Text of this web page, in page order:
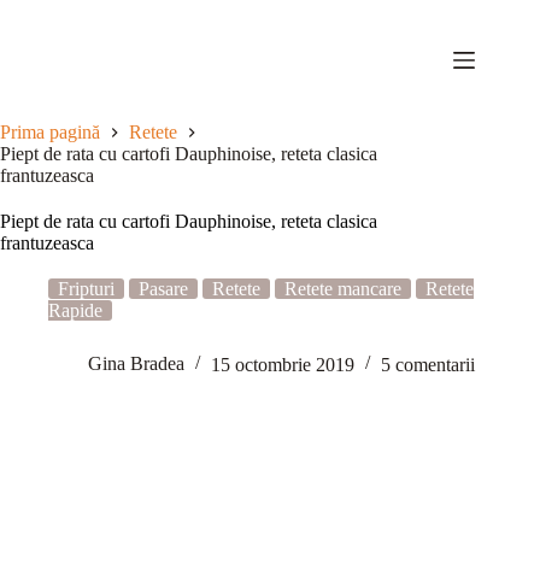
Prima pagină
Retete
Piept de rata cu cartofi Dauphinoise, reteta clasica
frantuzeasca
Piept de rata cu cartofi Dauphinoise, reteta clasica
frantuzeasca
Fripturi Pasare Retete Retete mancare
Retete
Rapide
Gina Bradea 15 octombrie 2019 5 comentarii